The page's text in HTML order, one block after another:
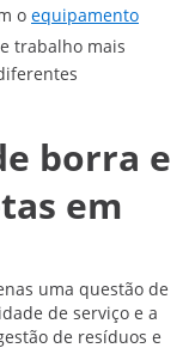
o equipamento
trabalho mais
borra e
em
uma questão de
de serviço e a
de resíduos e